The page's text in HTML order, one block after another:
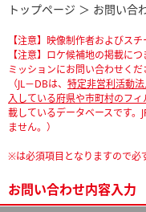
トップページ ＞ お問い合
【注意】映像制作者およびス
【注意】ロケ候補地の掲載に
ミッションにお問い合わせくだ
（JL－DBは、 特定非営利活動法
入している府県や市町村のフィ
載しているデータベースです。
ません。）
※は必須項目となりますので必
お問い合わせ内容入力